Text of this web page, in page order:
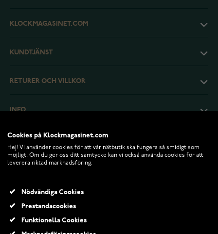
KLOCKMAGASINET.COM
KUNDTJÄNST
RETURER OCH VILLKOR
INFO
Cookies på Klockmagasinet.com
Hej! Vi använder cookies för att vår nätbutik ska fungera så smidigt som
möjligt. Om du ger oss ditt samtycke kan vi också använda cookies för att
leverera riktad marknadsföring.
Nödvändiga Cookies
Prestandacookies
Funktionella Cookies